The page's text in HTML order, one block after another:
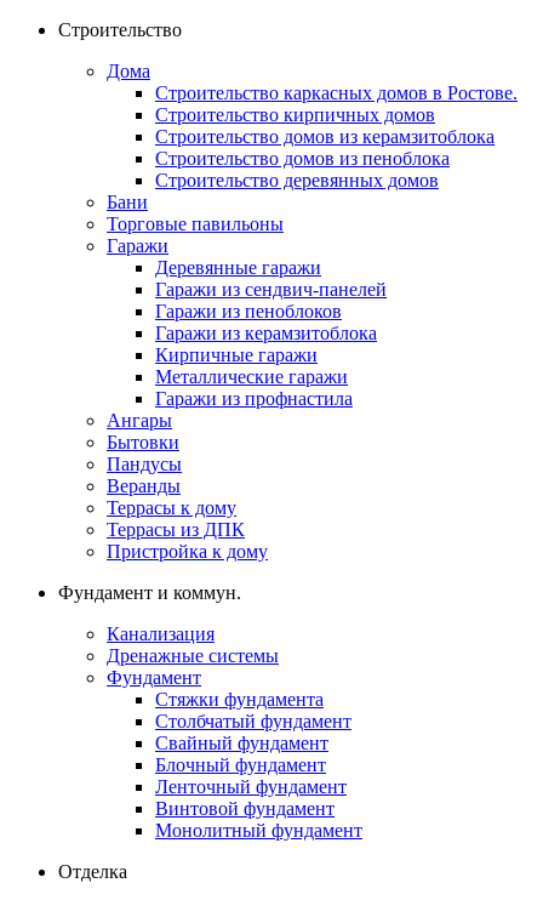
Строительство
Дома
Строительство каркасных домов в Ростове.
Строительство кирпичных домов
Строительство домов из керамзитоблока
Строительство домов из пеноблока
Строительство деревянных домов
Бани
Торговые павильоны
Гаражи
Деревянные гаражи
Гаражи из сендвич-панелей
Гаражи из пеноблоков
Гаражи из керамзитоблока
Кирпичные гаражи
Металлические гаражи
Гаражи из профнастила
Ангары
Бытовки
Пандусы
Веранды
Террасы к дому
Террасы из ДПК
Пристройка к дому
Фундамент и коммун.
Канализация
Дренажные системы
Фундамент
Стяжки фундамента
Столбчатый фундамент
Свайный фундамент
Блочный фундамент
Ленточный фундамент
Винтовой фундамент
Монолитный фундамент
Отделка